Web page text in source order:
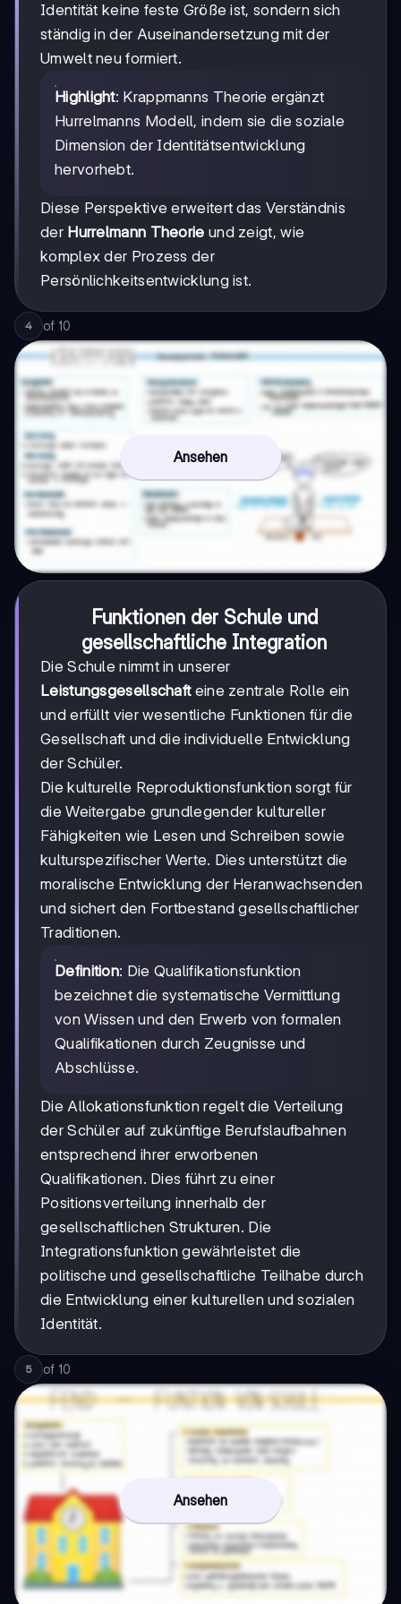
Identität keine feste Größe ist, sondern sich
ständig in der Auseinandersetzung mit der
Umwelt neu formiert.
Highlight: Krappmanns Theorie ergänzt
Hurrelmanns Modell, indem sie die soziale
Dimension der Identitätsentwicklung
hervorhebt.
Diese Perspektive erweitert das Verständnis
der Hurrelmann Theorie und zeigt, wie
komplex der Prozess der
Persönlichkeitsentwicklung ist.
4 of 10
Ansehen
Funktionen der Schule und
gesellschaftliche Integration
Die Schule nimmt in unserer
Leistungsgesellschafteine zentrale Rolle ein
und erfüllt vier wesentliche Funktionen für die
Gesellschaft und die individuelle Entwicklung
der Schüler.
Die kulturelle Reproduktionsfunktion sorgt für
die Weitergabe grundlegender kultureller
Fähigkeiten wie Lesen und Schreiben sowie
kulturspezifischer Werte. Dies unterstützt die
moralische Entwicklung der Heranwachsenden
und sichert den Fortbestand gesellschaftlicher
Traditionen.
Definition: Die Qualifikationsfunktion
bezeichnet die systematische Vermittlung
von Wissen und den Erwerb von formalen
Qualifikationen durch Zeugnisse und
Abschlüsse.
Die Allokationsfunktion regelt die Verteilung
der Schüler auf zukünftige Berufslaufbahnen
entsprechend ihrer erworbenen
Qualifikationen. Dies führt zu einer
Positionsverteilung innerhalb der
gesellschaftlichen Strukturen. Die
Integrationsfunktion gewährleistet die
politische und gesellschaftliche Teilhabe durch
die Entwicklung einer kulturellen und sozialen
Identität.
5 of 10
Ansehen